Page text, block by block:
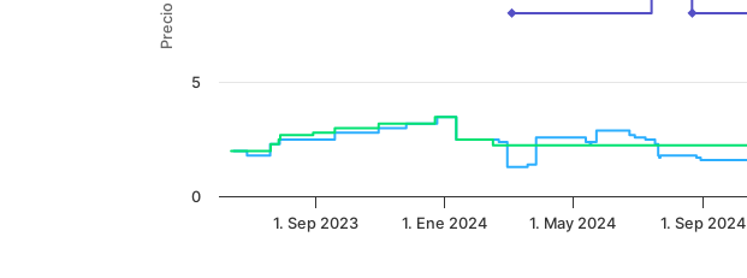
Precio
1. Sep 2023 1. Ene 2024 1. May 2024 1. Sep 2024
0
5